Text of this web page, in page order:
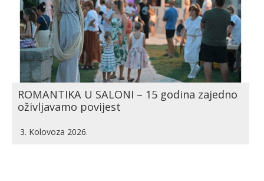
ROMANTIKA U SALONI – 15 godina zajedno
oživljavamo povijest
3. Kolovoza 2026.